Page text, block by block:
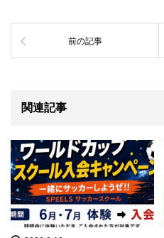
前の記事
関連記事